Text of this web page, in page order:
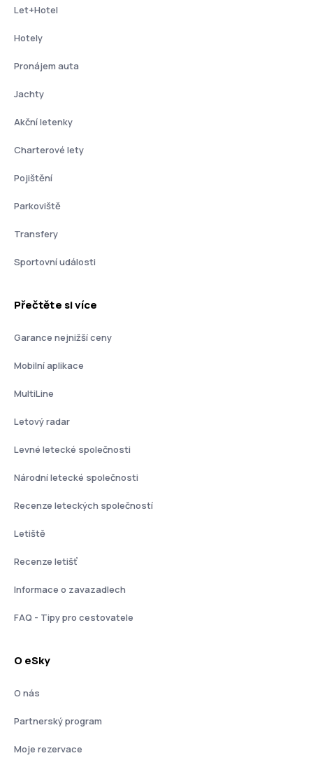
Let+Hotel
Hotely
Pronájem auta
Jachty
Akční letenky
Charterové lety
Pojištění
Parkoviště
Transfery
Sportovní události
Přečtěte si více
Garance nejnižší ceny
Mobilní aplikace
MultiLine
Letový radar
Levné letecké společnosti
Národní letecké společnosti
Recenze leteckých společností
Letiště
Recenze letišť
Informace o zavazadlech
FAQ - Tipy pro cestovatele
O eSky
O nás
Partnerský program
Moje rezervace